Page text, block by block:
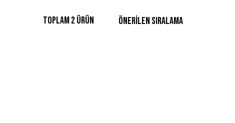
Toplam 2 ürün